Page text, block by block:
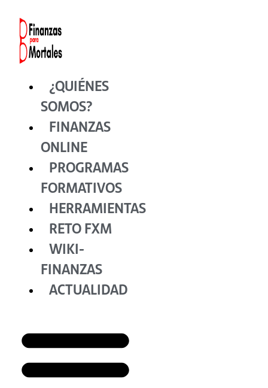
contenido
¿QUIÉNES
SOMOS?
FINANZAS
ONLINE
PROGRAMAS
FORMATIVOS
HERRAMIENTAS
RETO FXM
WIKI-
FINANZAS
ACTUALIDAD